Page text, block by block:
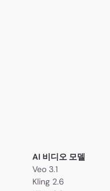
AI 비디오 모델
Veo 3.1
Kling 2.6